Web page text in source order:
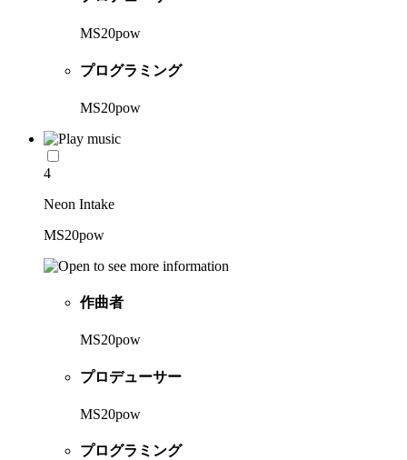
MS20pow
プログラミング
MS20pow
4
Neon Intake
MS20pow
作曲者
MS20pow
プロデューサー
MS20pow
プログラミング